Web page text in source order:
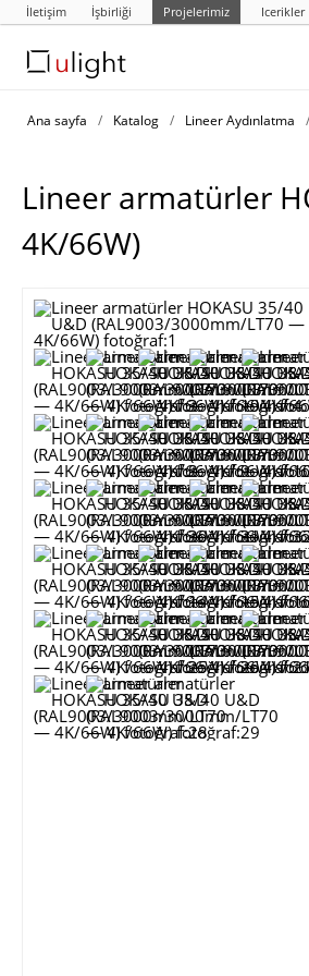
İletişim İşbirliği Projelerimiz Icerikler
Ana sayfa / Katalog / Lineer Aydınlatma /
Lineer armatürler
4K/66W)